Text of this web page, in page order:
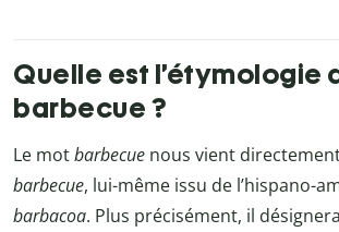
Quelle est l’étymologie
barbecue ?
Le motbarbecue nous vient directement
barbecue, lui-même issu de l’hispano-
barbacoa. Plus précisément, il